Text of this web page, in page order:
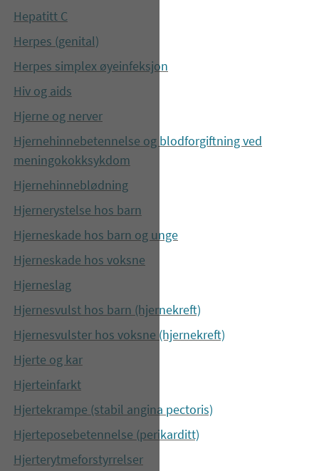
Hepatitt C
Herpes (genital)
Herpes simplex øyeinfeksjon
Hiv og aids
Hjerne og nerver
Hjernehinnebetennelse og blodforgiftning ved
meningokokksykdom
Hjernehinneblødning
Hjernerystelse hos barn
Hjerneskade hos barn og unge
Hjerneskade hos voksne
Hjerneslag
Hjernesvulst hos barn (hjernekreft)
Hjernesvulster hos voksne (hjernekreft)
Hjerte og kar
Hjerteinfarkt
Hjertekrampe (stabil angina pectoris)
Hjerteposebetennelse (perikarditt)
Hjerterytmeforstyrrelser